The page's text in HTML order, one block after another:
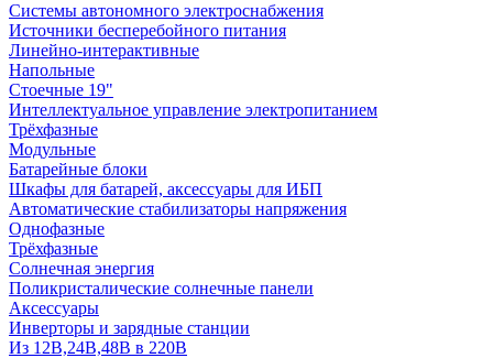
Системы автономного электроснабжения
Источники бесперебойного питания
Линейно-интерактивные
Напольные
Стоечные 19"
Интеллектуальное управление электропитанием
Трёхфазные
Модульные
Батарейные блоки
Шкафы для батарей, аксессуары для ИБП
Автоматические стабилизаторы напряжения
Однофазные
Трёхфазные
Солнечная энергия
Поликристалические солнечные панели
Аксессуары
Инверторы и зарядные станции
Из 12В,24В,48В в 220В